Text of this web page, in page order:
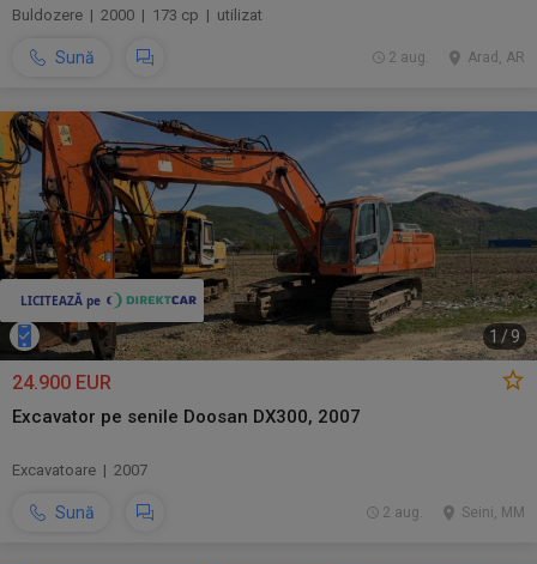
Buldozere | 2000 | 173 cp | utilizat
Sună Arad, AR
2 aug.
1 / 9
24.900 EUR
Excavator pe senile Doosan DX300, 2007
Excavatoare | 2007
Sună Seini, MM
2 aug.